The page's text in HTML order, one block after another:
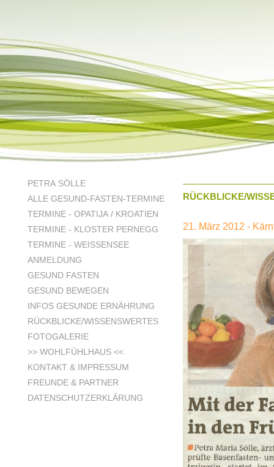
PETRA SÖLLE
ALLE GESUND-FASTEN-TERMINE
TERMINE - OPATIJA / KROATIEN
TERMINE - KLOSTER PERNEGG
TERMINE - WEISSENSEE
ANMELDUNG
GESUND FASTEN
GESUND BEWEGEN
INFOS GESUNDE ERNÄHRUNG
RÜCKBLICKE/WISSENSWERTES
FOTOGALERIE
>> WOHLFÜHLHAUS <<
KONTAKT & IMPRESSUM
FREUNDE & PARTNER
DATENSCHUTZERKLÄRUNG
RÜCKBLICKE/
21. März 2012 -